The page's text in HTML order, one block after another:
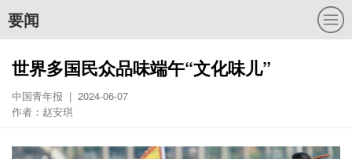
要闻
世界多国民众品味端午“文化味儿”
中国青年报 | 2024-06-07
作者：赵安琪